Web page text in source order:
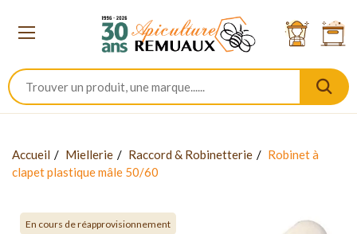
Accueil Miellerie Raccord & Robinetterie
Robinet à
clapet plastique mâle 50/60
En cours de réapprovisionnement